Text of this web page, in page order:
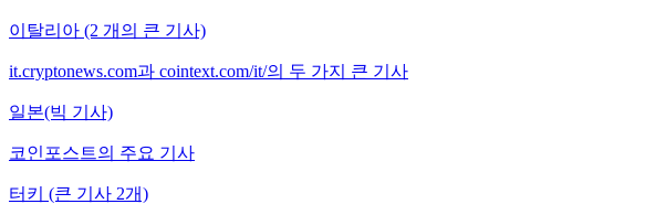
이탈리아 (2 개의 큰 기사)
it.cryptonews.com과 cointext.com/it/의 두 가지 큰 기사
일본(빅 기사)
코인포스트의 주요 기사
터키 (큰 기사 2개)